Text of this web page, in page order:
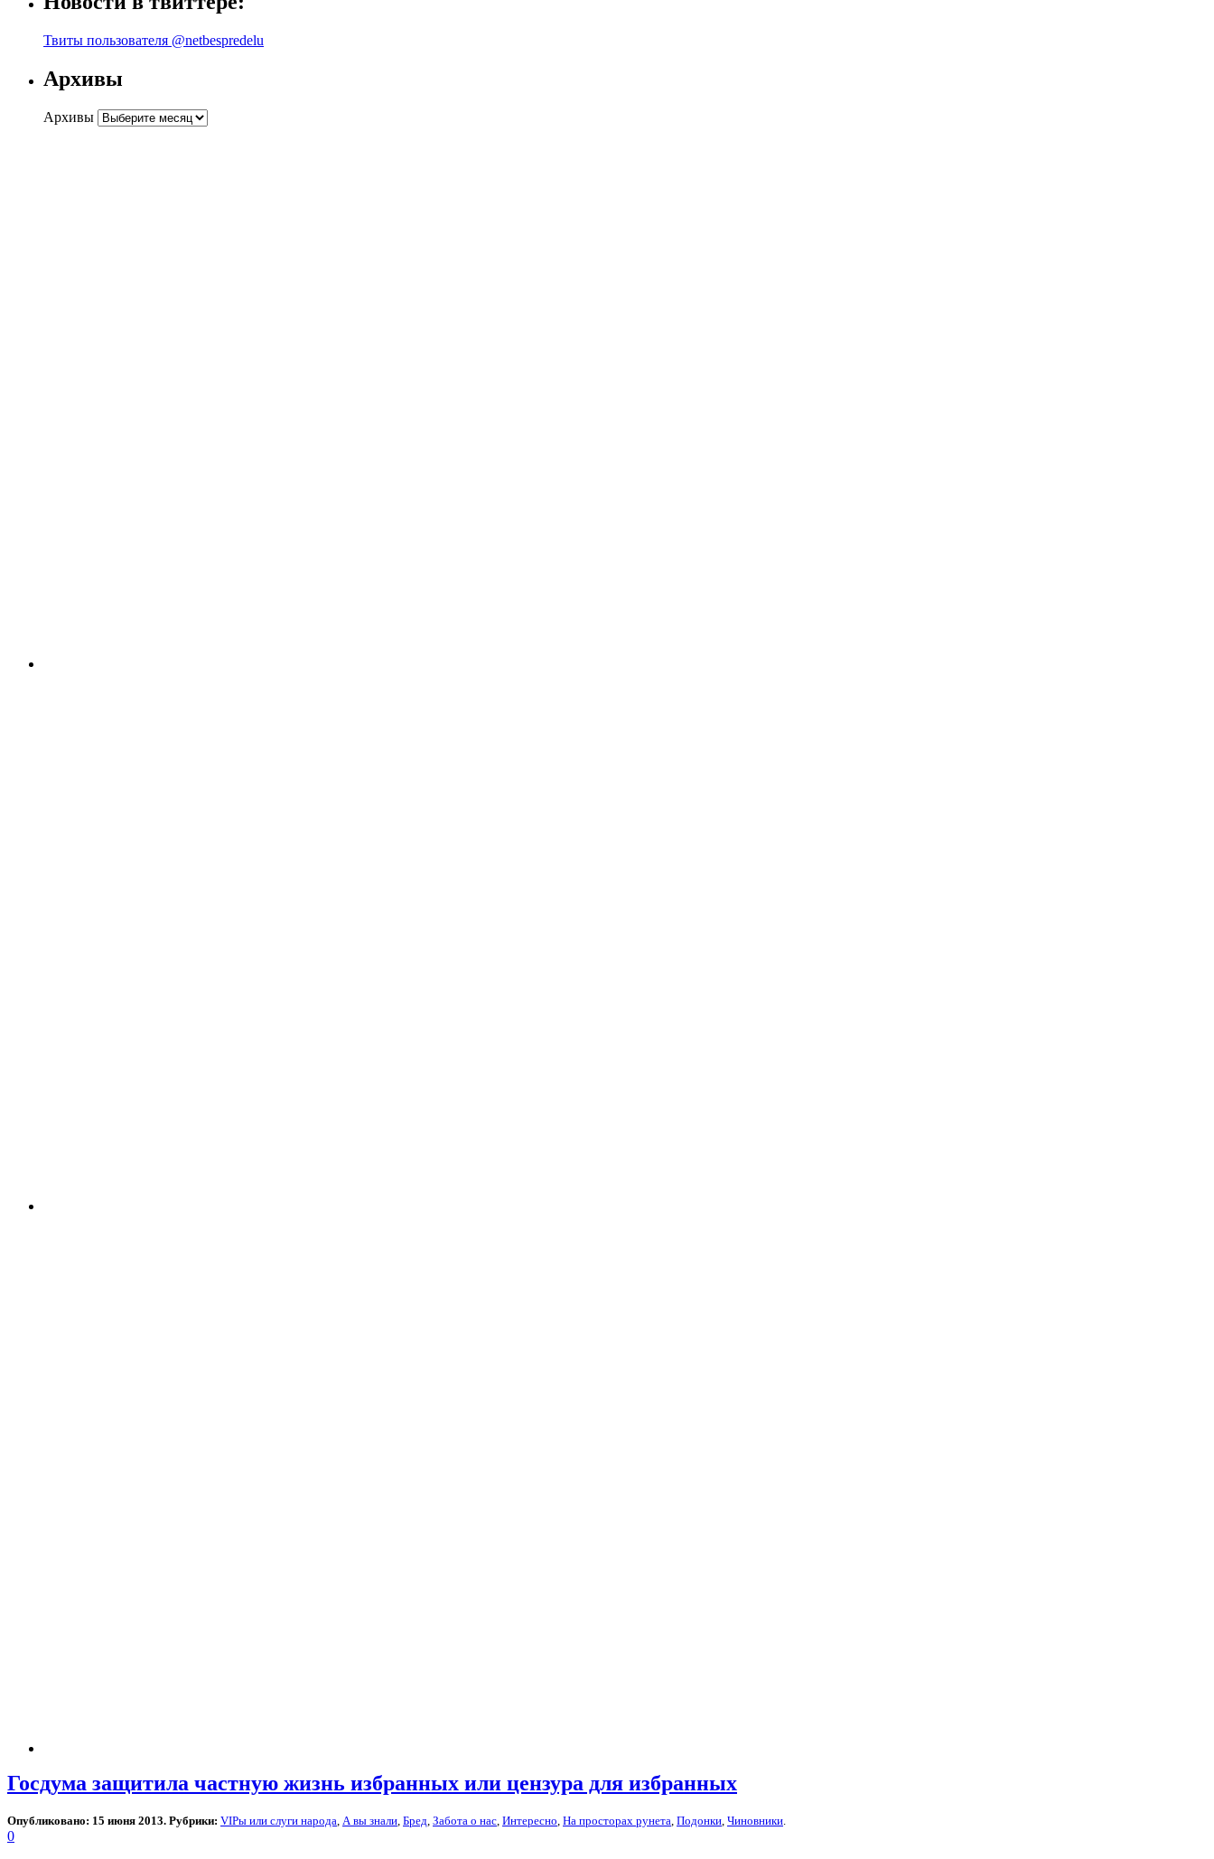
Твиты пользователя @netbespredelu
Архивы
Архивы
Госдума защитила частную жизнь избранных или цензура для избранных
Опубликовано: 15 июня 2013. Рубрики: VIPы или слуги народа А вы знали Бред Забота о нас Интересно На просторах рунета Подонки Чиновники
0